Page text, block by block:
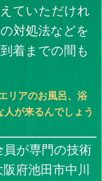
ていただけれ
対処法などを
着までの間も
リアのお風呂、浴
が来るんでしょう
が専門の技術
府池田市中川